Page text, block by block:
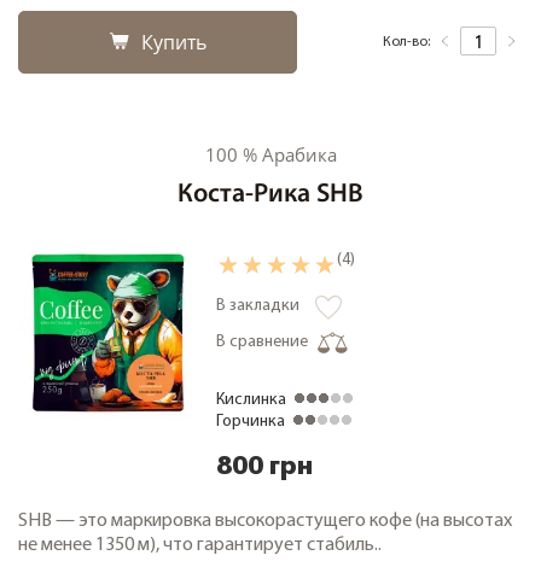
Купить Кол-во:
100 % Арабика
Коста-Рика SHB
(4)
В закладки
В сравнение
Кислинка
Горчинка
800 грн
SHB — это маркировка высокорастущего кофе (на высотах
не менее 1350 м), что гарантирует стабиль..